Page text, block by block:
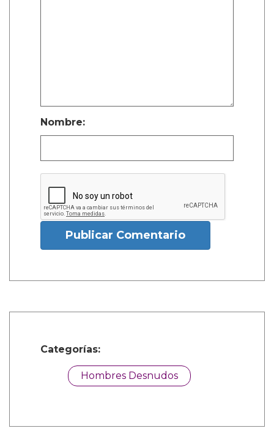
Nombre:
Publicar Comentario
Categorías:
Hombres Desnudos